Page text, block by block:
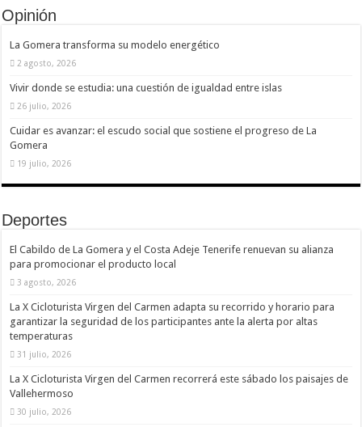
Opinión
La Gomera transforma su modelo energético
2 agosto, 2026
Vivir donde se estudia: una cuestión de igualdad entre islas
26 julio, 2026
Cuidar es avanzar: el escudo social que sostiene el progreso de La
Gomera
19 julio, 2026
Deportes
El Cabildo de La Gomera y el Costa Adeje Tenerife renuevan su alianza
para promocionar el producto local
3 agosto, 2026
La X Cicloturista Virgen del Carmen adapta su recorrido y horario para
garantizar la seguridad de los participantes ante la alerta por altas
temperaturas
31 julio, 2026
La X Cicloturista Virgen del Carmen recorrerá este sábado los paisajes de
Vallehermoso
30 julio, 2026